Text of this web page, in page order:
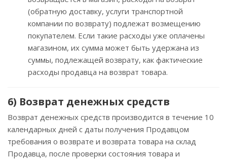
(обратную доставку, услуги транспортной
компании по возврату) подлежат возмещению
покупателем. Если такие расходы уже оплачены
магазином, их сумма может быть удержана из
суммы, подлежащей возврату, как фактические
расходы продавца на возврат товара.
6) Возврат денежных средств
Возврат денежных средств производится в течение 10
календарных дней с даты получения Продавцом
требования о возврате и возврата товара на склад
Продавца, после проверки состояния товара и